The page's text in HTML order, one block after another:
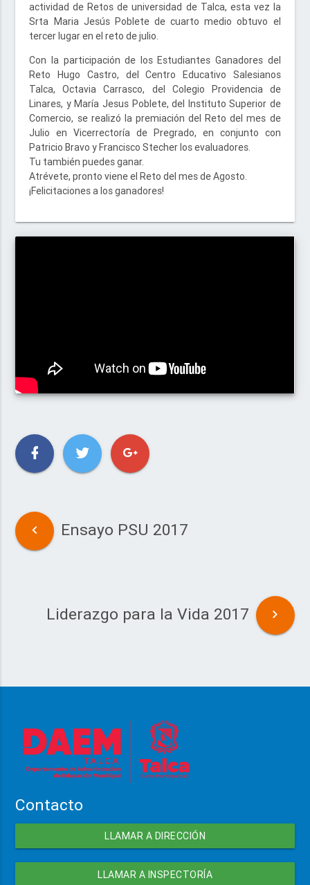
actividad de Retos de universidad de Talca, esta vez la
Srta Maria Jesús Poblete de cuarto medio obtuvo el
tercer lugar en el reto de julio.
Con la participación de los Estudiantes Ganadores del
Reto Hugo Castro, del Centro Educativo Salesianos
Talca, Octavia Carrasco, del Colegio Providencia de
Linares, y María Jesus Poblete, del Instituto Superior de
Comercio, se realizó la premiación del Reto del mes de
Julio en Vicerrectoría de Pregrado, en conjunto con
Patricio Bravo y Francisco Stecher los evaluadores.
Tu también puedes ganar.
Atrévete, pronto viene el Reto del mes de Agosto.
¡Felicitaciones a los ganadores!
Ensayo PSU 2017
Liderazgo para la Vida 2017
Contacto
LLAMAR A DIRECCIÓN
LLAMAR A INSPECTORÍA